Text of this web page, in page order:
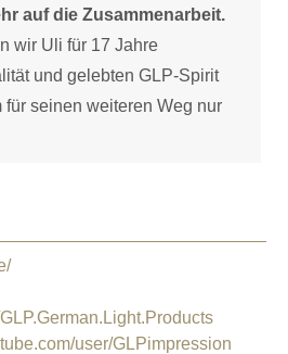
auf die Zusammenarbeit.
wir Uli für 17 Jahre
und gelebten GLP-Spirit
für seinen weiteren Weg nur
user/GLPimpression